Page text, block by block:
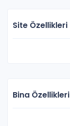
Site Özellikleri
Bina Özellikleri